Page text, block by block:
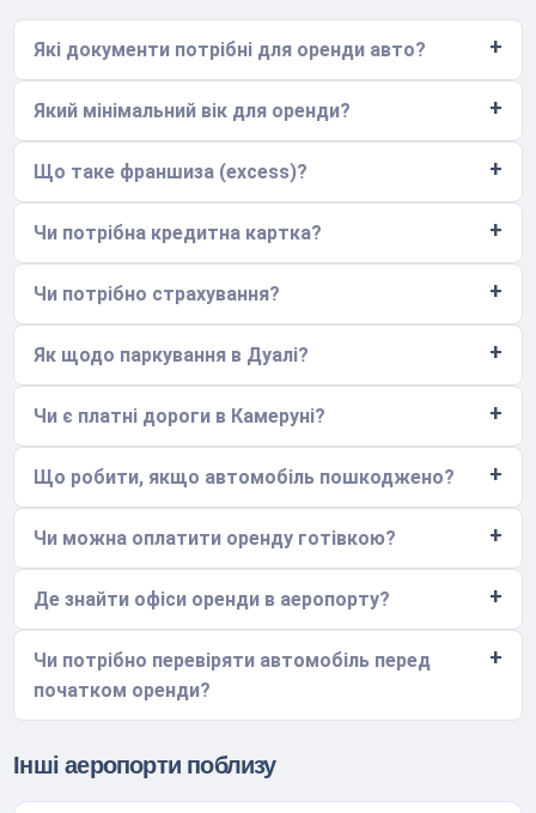
Які документи потрібні для оренди авто?
Який мінімальний вік для оренди?
Що таке франшиза (excess)?
Чи потрібна кредитна картка?
Чи потрібно страхування?
Як щодо паркування в Дуалі?
Чи є платні дороги в Камеруні?
Що робити, якщо автомобіль пошкоджено?
Чи можна оплатити оренду готівкою?
Де знайти офіси оренди в аеропорту?
Чи потрібно перевіряти автомобіль перед
початком оренди?
Інші аеропорти поблизу